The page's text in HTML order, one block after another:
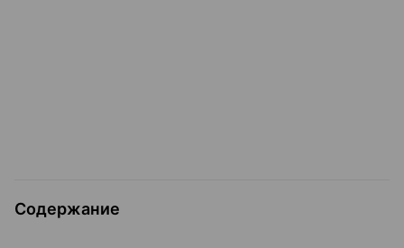
Содержание